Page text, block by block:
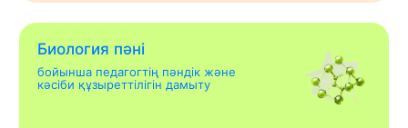
Биология пәні
бойынша педагогтің пәндік және
кәсіби құзыреттілігін дамыту